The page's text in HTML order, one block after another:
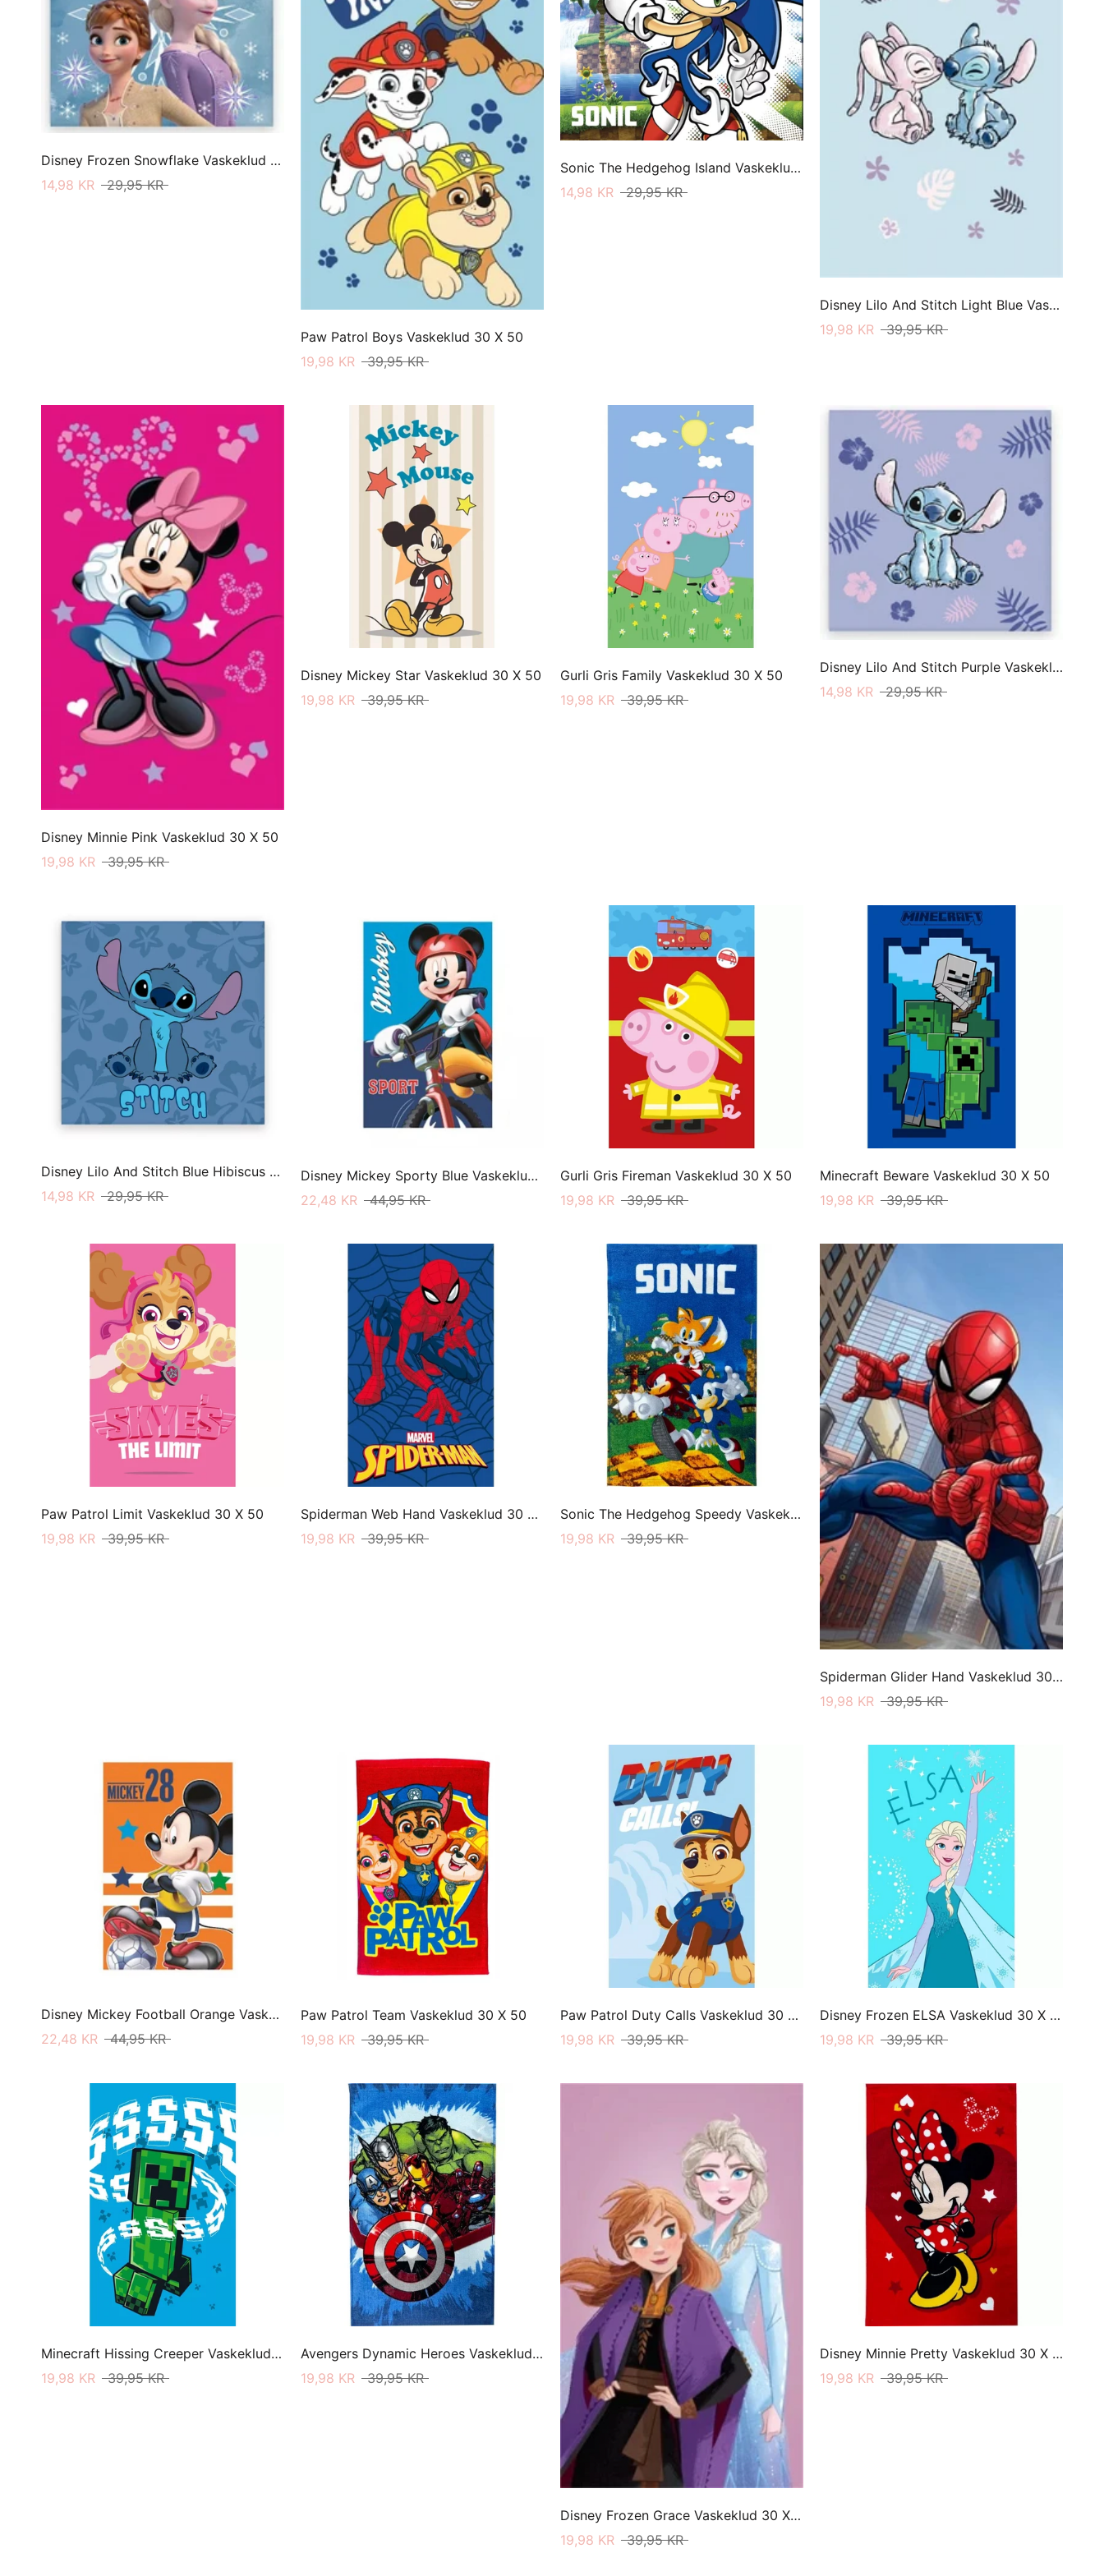
Disney Frozen Snowflake Vaskeklud 30 X 30
14,98 KR
29,95 KR
Paw Patrol Boys Vaskeklud 30 X 50
19,98 KR
39,95 KR
Sonic The Hedgehog Island Vaskeklud 30 X 30
14,98 KR
29,95 KR
Disney Lilo And Stitch Light Blue Vaskeklud 30 X 50
19,98 KR
39,95 KR
Disney Minnie Pink Vaskeklud 30 X 50
19,98 KR
39,95 KR
Disney Mickey Star Vaskeklud 30 X 50
19,98 KR
39,95 KR
Gurli Gris Family Vaskeklud 30 X 50
19,98 KR
39,95 KR
Disney Lilo And Stitch Purple Vaskeklud 30 X 30
14,98 KR
29,95 KR
Disney Lilo And Stitch Blue Hibiscus Vaskeklud 30 X 30
14,98 KR
29,95 KR
Disney Mickey Sporty Blue Vaskeklud 35 X 65
22,48 KR
44,95 KR
Gurli Gris Fireman Vaskeklud 30 X 50
19,98 KR
39,95 KR
Minecraft Beware Vaskeklud 30 X 50
19,98 KR
39,95 KR
Paw Patrol Limit Vaskeklud 30 X 50
19,98 KR
39,95 KR
Spiderman Web Hand Vaskeklud 30 X 50
19,98 KR
39,95 KR
Sonic The Hedgehog Speedy Vaskeklud 30 X 50
19,98 KR
39,95 KR
Spiderman Glider Hand Vaskeklud 30 X 50
19,98 KR
39,95 KR
Disney Mickey Football Orange Vaskeklud 35 X 65
22,48 KR
44,95 KR
Paw Patrol Team Vaskeklud 30 X 50
19,98 KR
39,95 KR
Paw Patrol Duty Calls Vaskeklud 30 X 50
19,98 KR
39,95 KR
Disney Frozen ELSA Vaskeklud 30 X 50
19,98 KR
39,95 KR
Minecraft Hissing Creeper Vaskeklud 30 X 50
19,98 KR
39,95 KR
Avengers Dynamic Heroes Vaskeklud 30 X 50
19,98 KR
39,95 KR
Disney Frozen Grace Vaskeklud 30 X 50
19,98 KR
39,95 KR
Disney Minnie Pretty Vaskeklud 30 X 50
19,98 KR
39,95 KR